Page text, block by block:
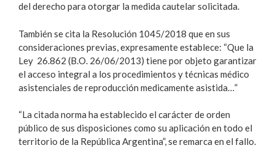
del derecho para otorgar la medida cautelar solicitada.
También se cita la Resolución 1045/2018 que en sus
consideraciones previas, expresamente establece: “Que la
Ley 26.862 (B.O. 26/06/2013) tiene por objeto garantizar
el acceso integral a los procedimientos y técnicas médico
asistenciales de reproducción medicamente asistida…”
“La citada norma ha establecido el carácter de orden
público de sus disposiciones como su aplicación en todo el
territorio de la República Argentina”, se remarca en el fallo.